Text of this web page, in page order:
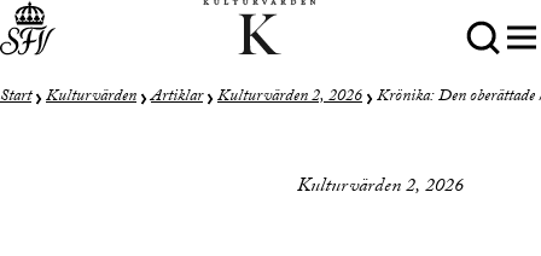
Start Kulturvärden Artiklar Kulturvärden 2, 2026 Krönika: Den
Kulturvärden 2, 2026